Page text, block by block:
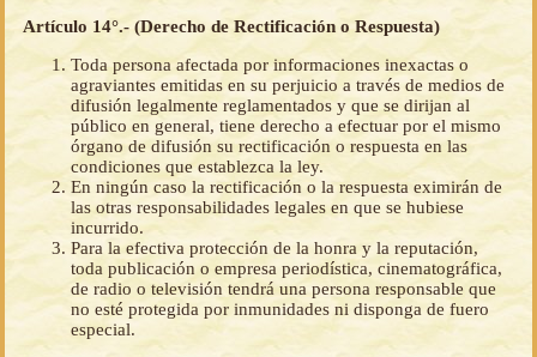
Artículo 14°.- (Derecho de Rectificación o Respuesta)
Toda persona afectada por informaciones inexactas o
agraviantes emitidas en su perjuicio a través de medios de
difusión legalmente reglamentados y que se dirijan al
público en general, tiene derecho a efectuar por el mismo
órgano de difusión su rectificación o respuesta en las
condiciones que establezca la ley.
En ningún caso la rectificación o la respuesta eximirán de
las otras responsabilidades legales en que se hubiese
incurrido.
Para la efectiva protección de la honra y la reputación,
toda publicación o empresa periodística, cinematográfica,
de radio o televisión tendrá una persona responsable que
no esté protegida por inmunidades ni disponga de fuero
especial.